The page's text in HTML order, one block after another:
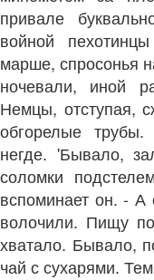
привале
войной
марше, спросонья
ночевали, иной
Немцы, отступая,
обгорелые
негде. 'Бывало,
соломки
вспоминает он. - А
волочили. Пищу
хватало. Бывало,
чай с сухарями.